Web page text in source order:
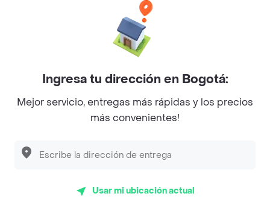
Sobre Rappi
Facebook
Twitter
Instagram
Ingresa tu dirección en Bogotá:
Mejor servicio, entregas más rápidas y los precios
más convenientes!
Usar mi ubicación actual